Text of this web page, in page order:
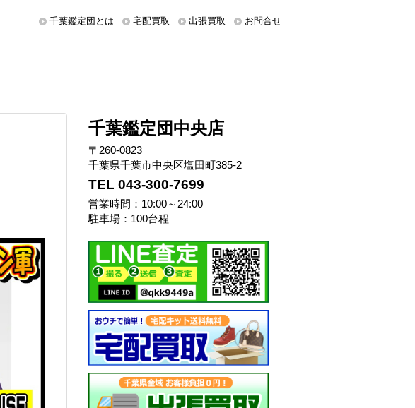
千葉鑑定団とは 宅配買取 出張買取 お問合せ
千葉鑑定団中央店
〒260-0823
千葉県千葉市中央区塩田町385-2
TEL 043-300-7699
営業時間：10:00～24:00
駐車場：100台程